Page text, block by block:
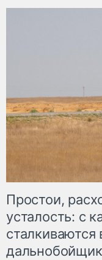
Простои,
усталость: с
сталкиваются